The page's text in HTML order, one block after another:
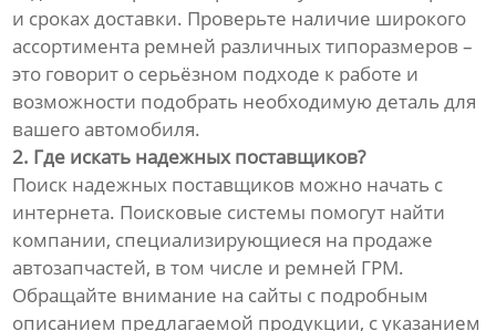
и сроках доставки. Проверьте наличие широкого
ассортимента ремней различных типоразмеров –
это говорит о серьёзном подходе к работе и
возможности подобрать необходимую деталь для
вашего автомобиля.
2. Где искать надежных поставщиков?
Поиск надежных поставщиков можно начать с
интернета. Поисковые системы помогут найти
компании, специализирующиеся на продаже
автозапчастей, в том числе и ремней ГРМ.
Обращайте внимание на сайты с подробным
описанием предлагаемой продукции, с указанием